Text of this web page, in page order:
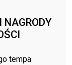
NAGRODY
tempa